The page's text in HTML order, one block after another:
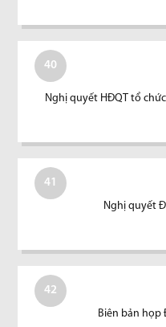
40
Nghị quyết HĐQT tổ
41
Nghị quyết
42
Biên bản họp